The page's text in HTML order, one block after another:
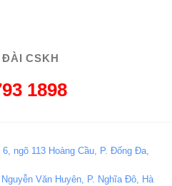
ĐÀI CSKH
1898
ngõ 113 Hoàng Cầu, P. Đống Đa,
Văn Huyên, P. Nghĩa Đô, Hà